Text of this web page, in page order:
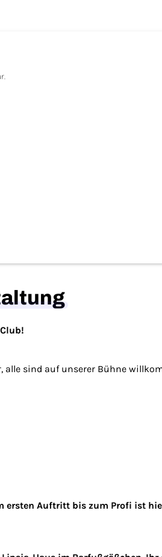
alle sind auf unserer Bühne
ersten Auftritt bis zum Profi ist